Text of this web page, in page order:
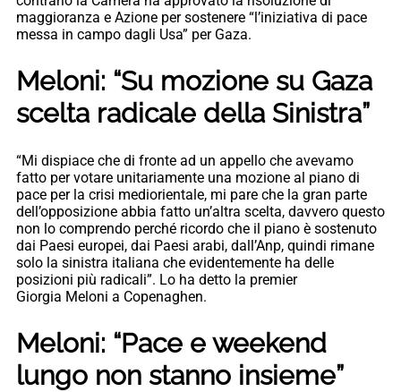
maggioranza e Azione per sostenere “l’iniziativa di pace
messa in campo dagli Usa” per Gaza.
Meloni: “Su mozione su Gaza
scelta radicale della Sinistra”
“Mi dispiace che di fronte ad un appello che avevamo
fatto per votare unitariamente una mozione al piano di
pace per la crisi mediorientale, mi pare che la gran parte
dell’opposizione abbia fatto un’altra scelta, davvero questo
non lo comprendo perché ricordo che il piano è sostenuto
dai Paesi europei, dai Paesi arabi, dall’Anp, quindi rimane
solo la sinistra italiana che evidentemente ha delle
posizioni più radicali”. Lo ha detto la premier
Giorgia Meloni a Copenaghen.
Meloni: “Pace e weekend
lungo non stanno insieme”